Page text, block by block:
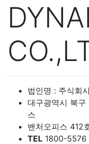
법인명 : 주식회
대구광역시 북구
스
밴처오피스 412
TEL 1800-5576